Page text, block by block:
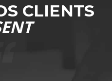
CLIENTS